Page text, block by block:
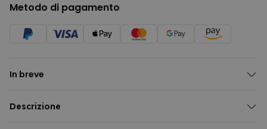
Metodo di pagamento
In breve
Descrizione